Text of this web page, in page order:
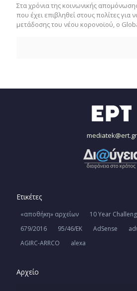
Στα χρόνια της κοινωνικής
που έχει επιβληθεί στους πολίτες για
μετάδοσης του νέου κορονοϊού, ο
mediatek@ert.gr
Ετικέτες
«αποθήκη» αρχείων 10 Year
679/2016
95/46/ΕΚ AdSense
AGIRC-ARRCO
alexa
Αρχείο